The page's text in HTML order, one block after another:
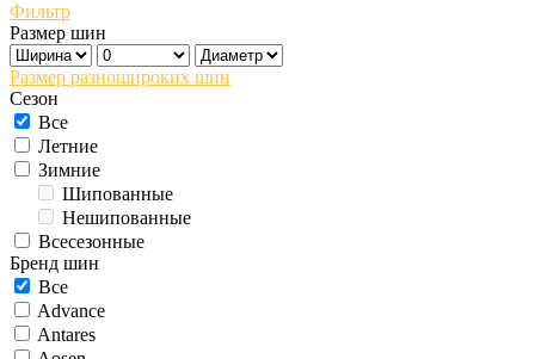
Фильтр
Размер шин
Размер разношироких шин
Сезон
Все
Летние
Зимние
Шипованные
Нешипованные
Всесезонные
Бренд шин
Все
Advance
Antares